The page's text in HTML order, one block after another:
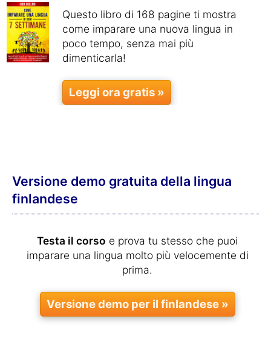
Questo libro di 168 pagine ti mostra
come imparare una nuova lingua in
poco tempo, senza mai più
dimenticarla!
Leggi ora gratis »
Versione demo gratuita della lingua
finlandese
Testa il corso e prova tu stesso che puoi
imparare una lingua molto più velocemente di
prima.